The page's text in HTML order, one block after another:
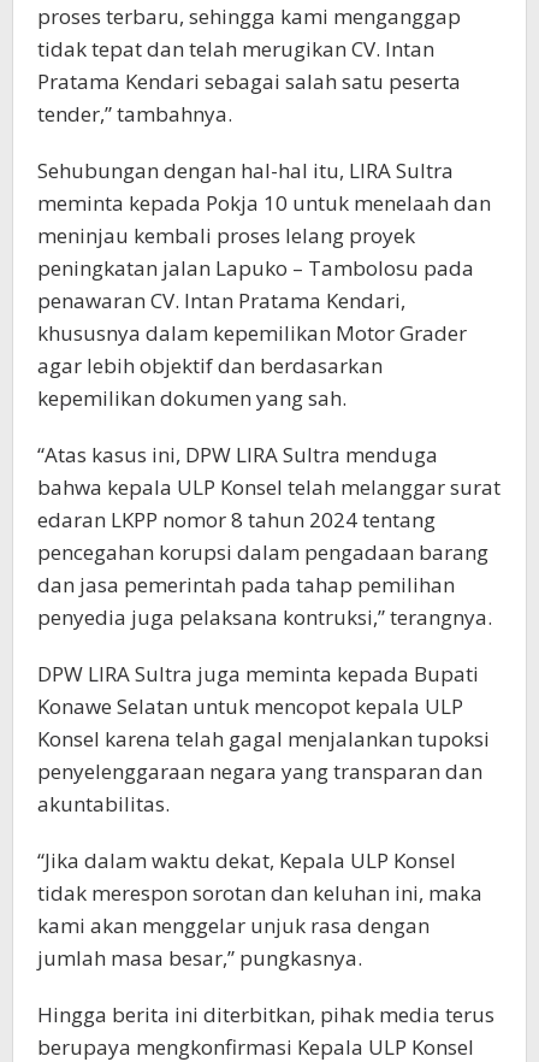
proses terbaru, sehingga kami menganggap
tidak tepat dan telah merugikan CV. Intan
Pratama Kendari sebagai salah satu peserta
tender,” tambahnya.
Sehubungan dengan hal-hal itu, LIRA Sultra
meminta kepada Pokja 10 untuk menelaah dan
meninjau kembali proses lelang proyek
peningkatan jalan Lapuko – Tambolosu pada
penawaran CV. Intan Pratama Kendari,
khususnya dalam kepemilikan Motor Grader
agar lebih objektif dan berdasarkan
kepemilikan dokumen yang sah.
“Atas kasus ini, DPW LIRA Sultra menduga
bahwa kepala ULP Konsel telah melanggar surat
edaran LKPP nomor 8 tahun 2024 tentang
pencegahan korupsi dalam pengadaan barang
dan jasa pemerintah pada tahap pemilihan
penyedia juga pelaksana kontruksi,” terangnya.
DPW LIRA Sultra juga meminta kepada Bupati
Konawe Selatan untuk mencopot kepala ULP
Konsel karena telah gagal menjalankan tupoksi
penyelenggaraan negara yang transparan dan
akuntabilitas.
“Jika dalam waktu dekat, Kepala ULP Konsel
tidak merespon sorotan dan keluhan ini, maka
kami akan menggelar unjuk rasa dengan
jumlah masa besar,” pungkasnya.
Hingga berita ini diterbitkan, pihak media terus
berupaya mengkonfirmasi Kepala ULP Konsel